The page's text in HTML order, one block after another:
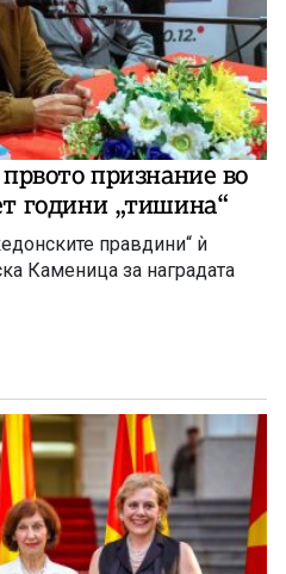
признание во
години „тишина“
правдини“ ѝ
Каменица за наградата